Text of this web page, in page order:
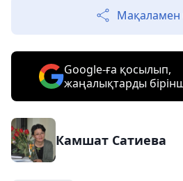
Мақаламен
Google-ға қосылып,
жаңалықтарды
Камшат Сатиева